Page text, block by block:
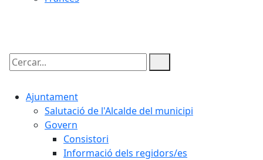
Cercar:
Ajuntament
Salutació de l'Alcalde del municipi
Govern
Consistori
Informació dels regidors/es